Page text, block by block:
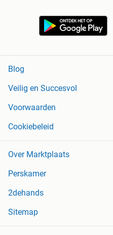
Blog
Veilig en Succesvol
Voorwaarden
Cookiebeleid
Over Marktplaats
Perskamer
2dehands
Sitemap